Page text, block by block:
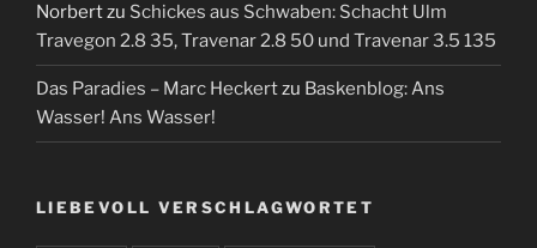
Norbertzu Schickes aus Schwaben: Schacht Ulm
Travegon 2.8 35, Travenar 2.8 50 und Travenar 3.5 135
Das Paradies – Marc Heckertzu Baskenblog: Ans
Wasser! Ans Wasser!
LIEBEVOLL VERSCHLAGWORTET